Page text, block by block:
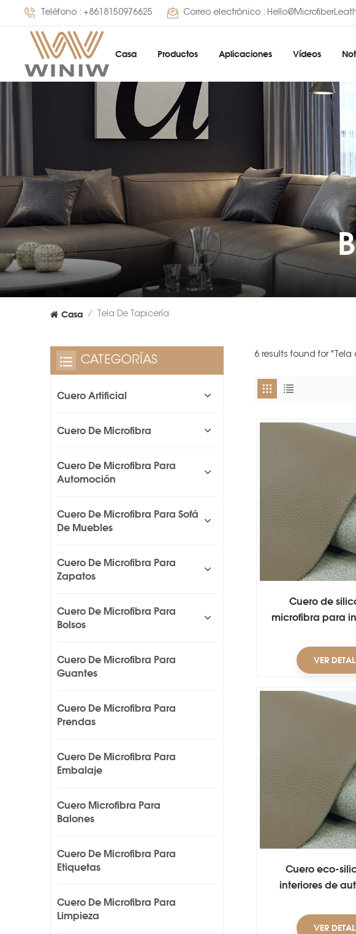
Teléfono : +8618150976625 Correo electrónico :
Casa Productos Aplicaciones Vídeos
Casa / Tela De Tapicería
6 results found for
Cuero de
microfibra para
VER
Cuero eco-
interiores de
VER
CATEGORÍAS
Cuero Artificial
Cuero De Microfibra
Cuero De Microfibra Para
Automoción
Cuero De Microfibra Para Sofá
De Muebles
Cuero De Microfibra Para
Zapatos
Cuero De Microfibra Para
Bolsos
Cuero De Microfibra Para
Guantes
Cuero De Microfibra Para
Prendas
Cuero De Microfibra Para
Embalaje
Cuero Microfibra Para
Balones
Cuero De Microfibra Para
Etiquetas
Cuero De Microfibra Para
Limpieza